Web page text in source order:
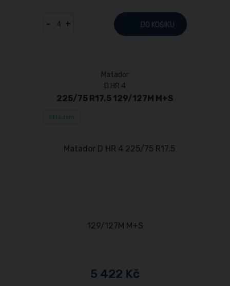
- + DO KOŠÍKU
Matador
D HR 4
225/75 R17.5 129/127M M+S
Skladem
5 422 Kč